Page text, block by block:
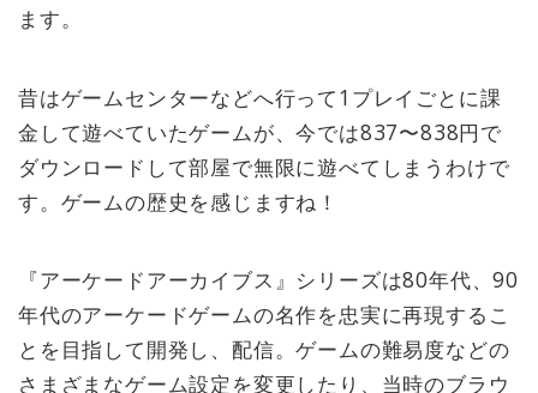
ます。
昔はゲームセンターなどへ行って1プレイごとに課
金して遊べていたゲームが、今では837〜838円で
ダウンロードして部屋で無限に遊べてしまうわけで
す。ゲームの歴史を感じますね！
『アーケードアーカイブス』シリーズは80年代、90
年代のアーケードゲームの名作を忠実に再現するこ
とを目指して開発し、配信。ゲームの難易度などの
さまざまなゲーム設定を変更したり、当時のブラウ